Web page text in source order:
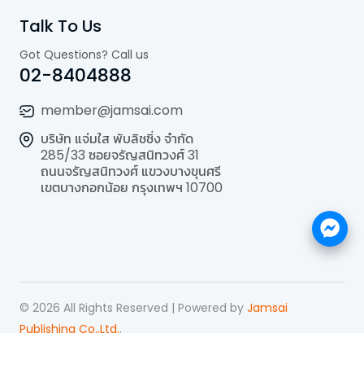
Talk To Us
Got Questions? Call us
02-8404888
member@jamsai.com
บริษัท แจ่มใส พับลิชชิ่ง จำกัด
285/33 ซอยจรัญสนิทวงศ์ 31
ถนนจรัญสนิทวงศ์ แขวงบางขุนศรี
เขตบางกอกน้อย กรุงเทพฯ 10700
© 2026 All Rights Reserved | Powered by Jamsai
Publishing Co.,Ltd..